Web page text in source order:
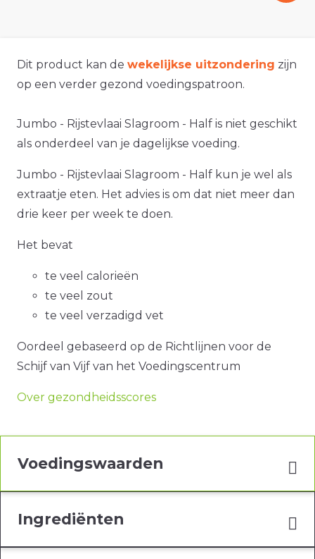
Dit product kan de wekelijkse uitzondering zijn
op een verder gezond voedingspatroon.
Jumbo - Rijstevlaai Slagroom - Half is niet geschikt
als onderdeel van je dagelijkse voeding.
Jumbo - Rijstevlaai Slagroom - Half kun je wel als
extraatje eten. Het advies is om dat niet meer dan
drie keer per week te doen.
Het bevat
te veel calorieën
te veel zout
te veel verzadigd vet
Oordeel gebaseerd op de Richtlijnen voor de
Schijf van Vijf van het Voedingscentrum
Over gezondheidsscores
Voedingswaarden
Ingrediënten